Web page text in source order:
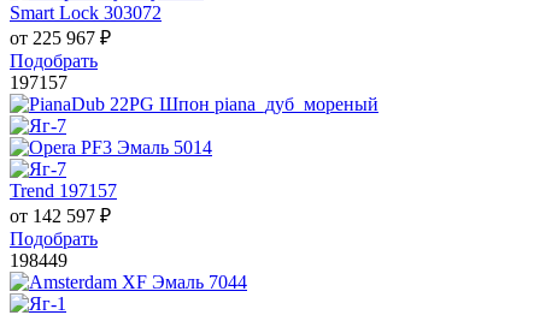
Smart Lock 303072
от 225 967 ₽
Подобрать
197157
Trend 197157
от 142 597 ₽
Подобрать
198449